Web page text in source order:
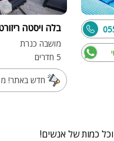
בלה ויסטה
מושבה כנרת
5 חדרים
חדש באתר!
כמות של אנשים!